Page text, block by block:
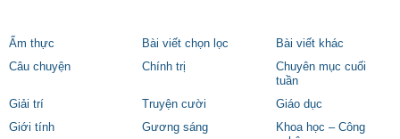
Ẩm thực Bài viết chọn lọc
Bài viết khác
Câu chuyện
Chính trị
Chuyên mục cuối
tuần
Giải trí
Truyện cười
Giáo dục
Giới tính
Gương sáng
Khoa học – Công